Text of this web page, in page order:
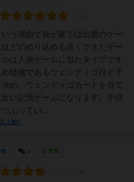
いう理由で我が家では出禁のゲー
ほどのめり込める良くできたゲー
は人狼ゲームに似たタイプです
怪物であるウェンディゴ役と子
め、ウェンディゴカードを当て
い記憶ゲームになります。子供
ぶってい...
上前）
名 充実